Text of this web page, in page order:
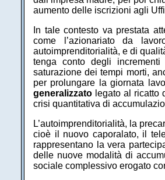
aumento delle iscrizioni agli
In tale contesto va prestata
come l’azionariato da
autoimprenditorialità, e di
tenga conto degli
saturazione dei tempi morti,
per prolungare la giornata
generalizzato legato al ricatto
crisi quantitativa di
L’autoimprenditorialità, la
cioè il nuovo caporalato, il
rappresentano la vera
delle nuove modalità di
sociale complessivo erogato